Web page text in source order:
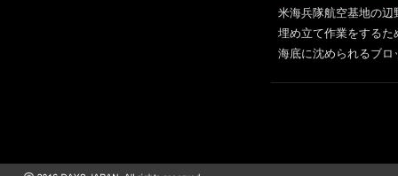
米海兵隊航空基地の辺
埋め立て作業をする
海底に沈められるブロ